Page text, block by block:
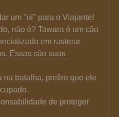
um "oi" para o Viajante!
não é? Tawara é um cão
em rastrear
Essas são suas
na batalha, prefiro que ele
de proteger